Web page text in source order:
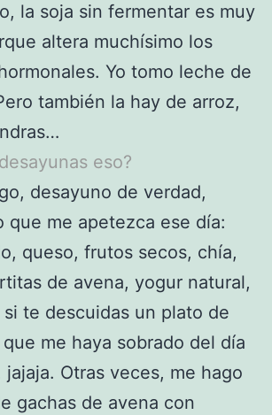
la soja sin fermentar es muy
altera muchísimo los
Yo tomo leche de
también la hay de arroz,
eso?
desayuno de verdad,
que me apetezca ese día:
queso, frutos secos, chía,
de avena, yogur natural,
te descuidas un plato de
me haya sobrado del día
jajaja. Otras veces, me hago
gachas de avena con